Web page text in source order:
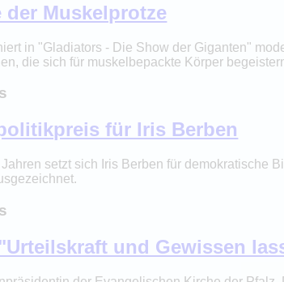
der Muskelprotze
in "Gladiators - Die Show der Giganten"
die sich für muskelbepackte Körper
für Iris Berben
setzt sich Iris Berben für demokratische
und Gewissen